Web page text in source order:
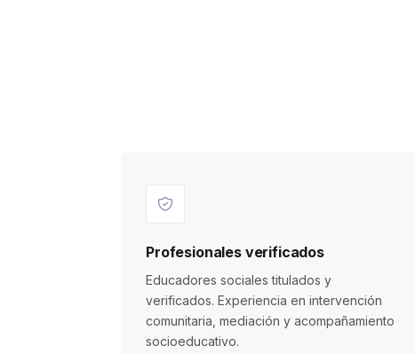
Profesionales verificados
Educadores sociales titulados y
verificados. Experiencia en intervención
comunitaria, mediación y acompañamiento
socioeducativo.